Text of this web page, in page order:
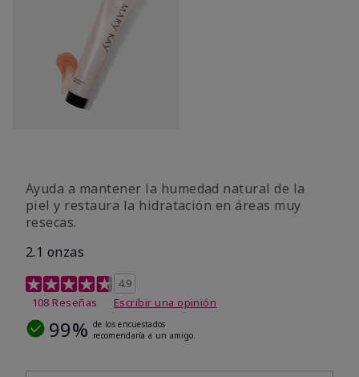
Ayuda a mantener la humedad natural de la
piel y restaura la hidratación en áreas muy
resecas.
2.1 onzas
Calificación de clientes de 5 de 5
4.9
108 Reseñas
Escribir una opinión
99% de los encuestados
recomendaría a un amigo.